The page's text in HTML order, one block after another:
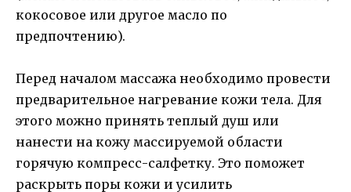
кокосовое или другое масло по
предпочтению).
Перед началом массажа необходимо провести
предварительное нагревание кожи тела. Для
этого можно принять теплый душ или
нанести на кожу массируемой области
горячую компресс-салфетку. Это поможет
раскрыть поры кожи и усилить